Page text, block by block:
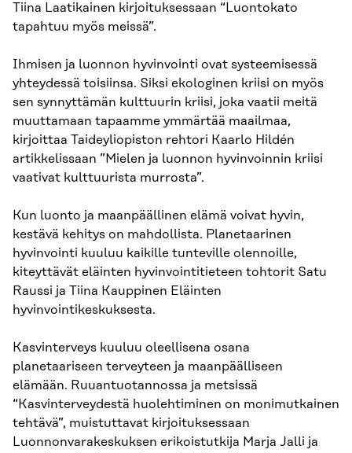
Tiina Laatikainen kirjoituksessaan “Luontokato
tapahtuu myös meissä”.
Ihmisen ja luonnon hyvinvointi ovat systeemisessä
yhteydessä toisiinsa. Siksi ekologinen kriisi on myös
sen synnyttämän kulttuurin kriisi, joka vaatii meitä
muuttamaan tapaamme ymmärtää maailmaa,
kirjoittaa Taideyliopiston rehtori Kaarlo Hildén
artikkelissaan ”Mielen ja luonnon hyvinvoinnin kriisi
vaativat kulttuurista murrosta”.
Kun luonto ja maanpäällinen elämä voivat hyvin,
kestävä kehitys on mahdollista. Planetaarinen
hyvinvointi kuuluu kaikille tunteville olennoille,
kiteyttävät eläinten hyvinvointitieteen tohtorit Satu
Raussi ja Tiina Kauppinen Eläinten
hyvinvointikeskuksesta.
Kasvinterveys kuuluu oleellisena osana
planetaariseen terveyteen ja maanpäälliseen
elämään. Ruuantuotannossa ja metsissä
“Kasvinterveydestä huolehtiminen on monimutkainen
tehtävä”, muistuttavat kirjoituksessaan
Luonnonvarakeskuksen erikoistutkija Marja Jalli ja